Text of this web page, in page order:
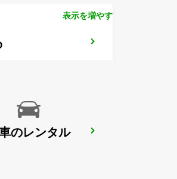
表示を増やす
のレンタル